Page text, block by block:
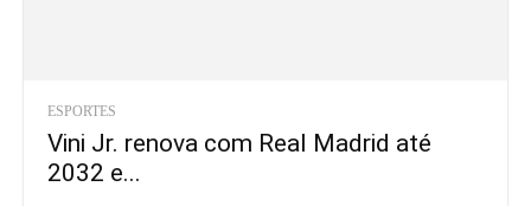
ESPORTES
Vini Jr. renova com Real Madrid até
2032 e...